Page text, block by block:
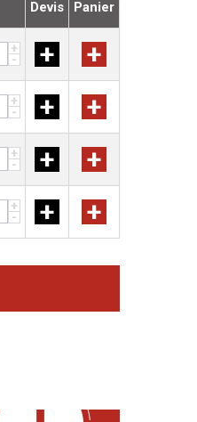
Devis Panier
+
- + +
+
- + +
+
- + +
+
- + +